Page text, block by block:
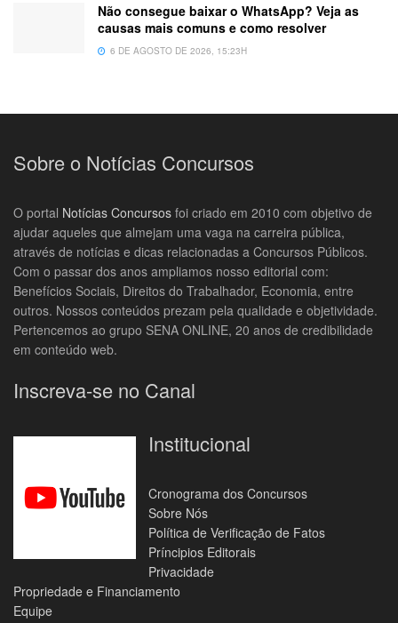
Não consegue baixar o WhatsApp? Veja as
causas mais comuns e como resolver
6 DE AGOSTO DE 2026, 15:23H
Sobre o Notícias Concursos
O portal Notícias Concursos foi criado em 2010 com objetivo de
ajudar aqueles que almejam uma vaga na carreira pública,
através de notícias e dicas relacionadas a Concursos Públicos.
Com o passar dos anos ampliamos nosso editorial com:
Benefícios Sociais, Direitos do Trabalhador, Economia, entre
outros. Nossos conteúdos prezam pela qualidade e objetividade.
Pertencemos ao grupo SENA ONLINE, 20 anos de credibilidade
em conteúdo web.
Inscreva-se no Canal
Institucional
Cronograma dos Concursos
Sobre Nós
Política de Verificação de Fatos
Príncipios Editorais
Privacidade
Propriedade e Financiamento
Equipe